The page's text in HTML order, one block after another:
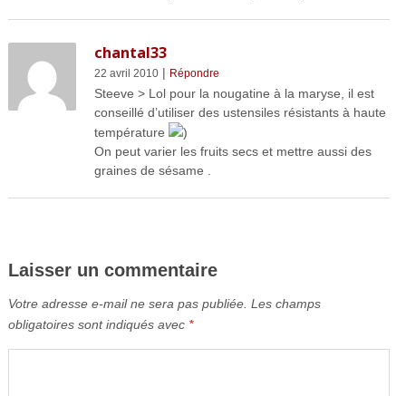
chantal33
22 avril 2010| Répondre
Steeve > Lol pour la nougatine à la maryse, il est
conseillé d’utiliser des ustensiles résistants à haute
température
)
On peut varier les fruits secs et mettre aussi des
graines de sésame .
Laisser un commentaire
Votre adresse e-mail ne sera pas publiée. Les champs
obligatoires sont indiqués avec *